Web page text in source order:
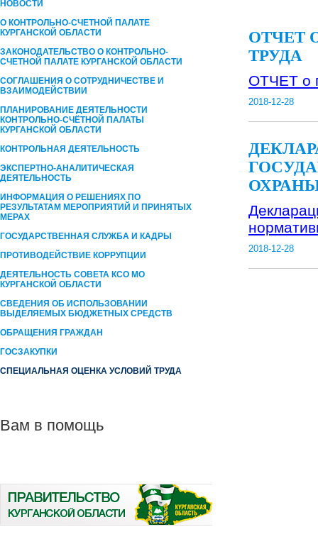
НОВОСТИ
О КОНТРОЛЬНО-СЧЕТНОЙ ПАЛАТЕ
КУРГАНСКОЙ ОБЛАСТИ
ЗАКОНОДАТЕЛЬСТВО О КОНТРОЛЬНО-
СЧЕТНОЙ ПАЛАТЕ КУРГАНСКОЙ ОБЛАСТИ
СОГЛАШЕНИЯ О СОТРУДНИЧЕСТВЕ И
ВЗАИМОДЕЙСТВИИ
ПЛАНИРОВАНИЕ ДЕЯТЕЛЬНОСТИ
КОНТРОЛЬНО-СЧЁТНОЙ ПАЛАТЫ
КУРГАНCКОЙ ОБЛАСТИ
КОНТРОЛЬНАЯ ДЕЯТЕЛЬНОСТЬ
ЭКСПЕРТНО-АНАЛИТИЧЕСКАЯ
ДЕЯТЕЛЬНОСТЬ
ИНФОРМАЦИЯ О РЕШЕНИЯХ ПО
РЕЗУЛЬТАТАМ МЕРОПРИЯТИЙ И ПРИНЯТЫХ
МЕРАХ
ГОСУДАРСТВЕННАЯ СЛУЖБА И КАДРЫ
ПРОТИВОДЕЙСТВИЕ КОРРУПЦИИ
ДЕЯТЕЛЬНОСТЬ СОВЕТА КСО МО
КУРГАНСКОЙ ОБЛАСТИ
СВЕДЕНИЯ ОБ ИСПОЛЬЗОВАНИИ
ВЫДЕЛЯЕМЫХ БЮДЖЕТНЫХ СРЕДСТВ
ОБРАЩЕНИЯ ГРАЖДАН
ГОСЗАКУПКИ
СПЕЦИАЛЬНАЯ ОЦЕНКА УСЛОВИЙ ТРУДА
Вам в помощь
ОТЧЕТ
ТРУДА
ОТЧЕТ о
2018-12-28
2018-12-28